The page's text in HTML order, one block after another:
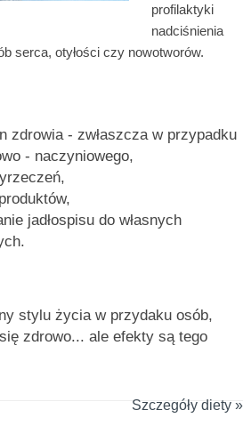
profilaktyki
nadciśnienia
serca, otyłości czy nowotworów.
zdrowia - zwłaszcza w przypadku
- naczyniowego,
jadłospisu do własnych
stylu życia w przydaku osób,
zdrowo... ale efekty są tego
Szczegóły diety »